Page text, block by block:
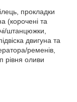
прокладки
(корочені та
штанцюжки,
двигуна та
ременів,
рівня оливи